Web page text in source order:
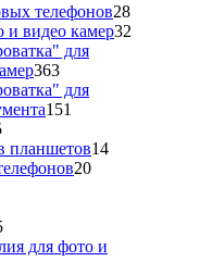
товаров
телефонов2828
товаров
и видео камер32
для
363363
товара
для
151
5
товаров
планшетов1414
2020
235
товаров
для фото и